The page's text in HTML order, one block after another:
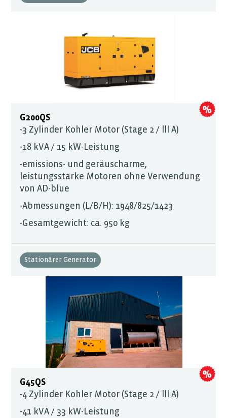
G200QS
-3 Zylinder Kohler Motor (Stage 2 / lll A)
-18 kVA / 15 kW-Leistung
-emissions- und geräuscharme,
leistungsstarke Motoren ohne Verwendung
von AD-blue
-Abmessungen (L/B/H): 1948/825/1423
-Gesamtgewicht: ca. 950 kg
Stationärer Generator
G45QS
-4 Zylinder Kohler Motor (Stage 2 / lll A)
-41 kVA / 33 kW-Leistung